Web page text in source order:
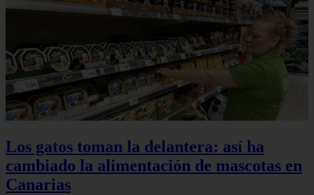
Los gatos toman la delantera: así ha
cambiado la alimentación de mascotas en
Canarias